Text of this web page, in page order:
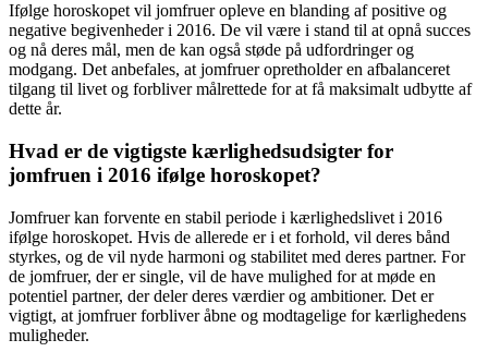
Ifølge horoskopet vil jomfruer opleve en blanding af positive og
negative begivenheder i 2016. De vil være i stand til at opnå succes
og nå deres mål, men de kan også støde på udfordringer og
modgang. Det anbefales, at jomfruer opretholder en afbalanceret
tilgang til livet og forbliver målrettede for at få maksimalt udbytte af
dette år.
Hvad er de vigtigste kærlighedsudsigter for
jomfruen i 2016 ifølge horoskopet?
Jomfruer kan forvente en stabil periode i kærlighedslivet i 2016
ifølge horoskopet. Hvis de allerede er i et forhold, vil deres bånd
styrkes, og de vil nyde harmoni og stabilitet med deres partner. For
de jomfruer, der er single, vil de have mulighed for at møde en
potentiel partner, der deler deres værdier og ambitioner. Det er
vigtigt, at jomfruer forbliver åbne og modtagelige for kærlighedens
muligheder.